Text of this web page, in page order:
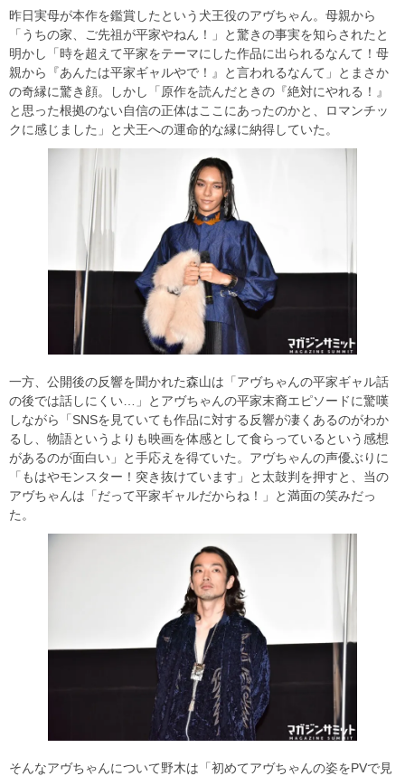
昨日実母が本作を鑑賞したという犬王役のアヴちゃん。母親から
「うちの家、ご先祖が平家やねん！」と驚きの事実を知らされたと
明かし「時を超えて平家をテーマにした作品に出られるなんて！母
親から『あんたは平家ギャルやで！』と言われるなんて」とまさか
の奇縁に驚き顔。しかし「原作を読んだときの『絶対にやれる！』
と思った根拠のない自信の正体はここにあったのかと、ロマンチッ
クに感じました」と犬王への運命的な縁に納得していた。
一方、公開後の反響を聞かれた森山は「アヴちゃんの平家ギャル話
の後では話しにくい…」とアヴちゃんの平家末裔エピソードに驚嘆
しながら「SNSを見ていても作品に対する反響が凄くあるのがわか
るし、物語というよりも映画を体感として食らっているという感想
があるのが面白い」と手応えを得ていた。アヴちゃんの声優ぶりに
「もはやモンスター！突き抜けています」と太鼓判を押すと、当の
アヴちゃんは「だって平家ギャルだからね！」と満面の笑みだっ
た。
そんなアヴちゃんについて野木は「初めてアヴちゃんの姿をPVで見